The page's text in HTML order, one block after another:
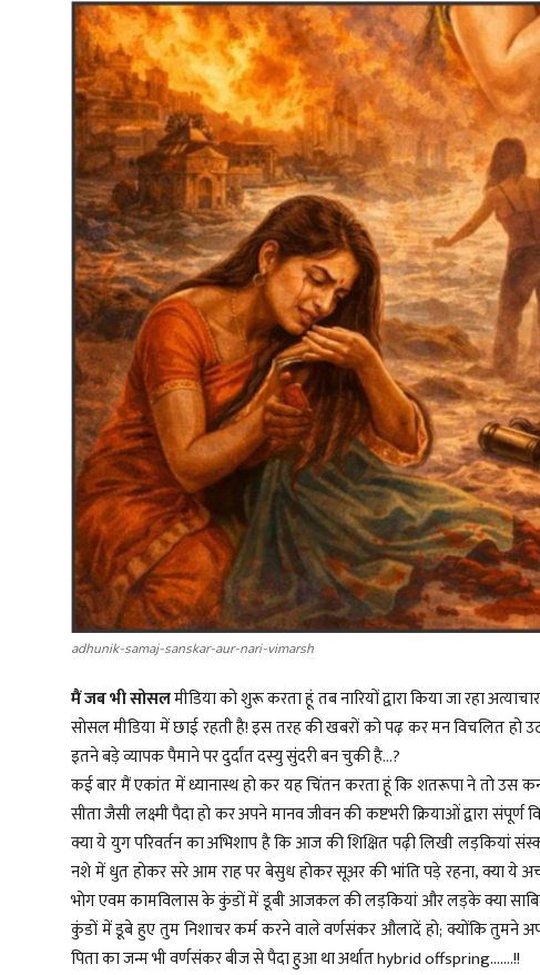
यात्रावृत्तांत
adhunik-samaj-sanskar-aur-nari-vimarsh
मैं जब भी सोसलमीडिया को शुरू करता हूं तब नारियों द्वारा किया जा रहा
सोसल मीडिया में छाई रहती है! इस तरह की खबरों को पढ़ कर मन विचलित हो
इतने बड़े व्यापक पैमाने पर दुर्दांत दस्यु सुंदरी बन चुकी है...?
कई बार मैं एकांत में ध्यानास्थ हो कर यह चिंतन करता हूं कि शतरूपा ने तो उस
सीता जैसी लक्ष्मी पैदा हो कर अपने मानव जीवन की कष्टभरी क्रियाओं द्वारा
क्या ये युग परिवर्तन का अभिशाप है कि आज की शिक्षित पढ़ी लिखी लड़कियां
नशे में धुत होकर सरे आम राह पर बेसुध होकर सूअर की भांति पड़े रहना, क्या ये
भोग एवम कामविलास के कुंडों में डूबी आजकल की लड़कियां और लड़के क्या साबित
कुंडों में डूबे हुए तुम निशाचर कर्म करने वाले वर्णसंकर औलादें हो; क्योंकि तुमने
पिता का जन्म भी वर्णसंकर बीज से पैदा हुआ था अर्थात hybrid offspring.......!!